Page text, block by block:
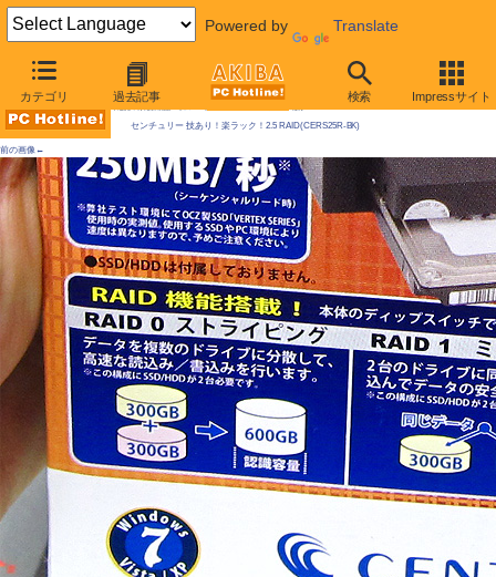
Powered by Translate
カテゴリ 過去記事 検索 Impressサイト
AKIBA PC Hotline! 2009年11月28日号
センチュリー 技あり！楽ラック！2.5 RAID(CERS25R-BK)
前の画像←